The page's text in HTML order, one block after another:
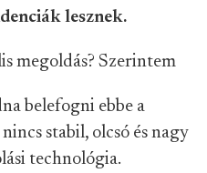
lesznek.
megoldás? Szerintem
belefogni ebbe a
stabil, olcsó és nagy
technológia.